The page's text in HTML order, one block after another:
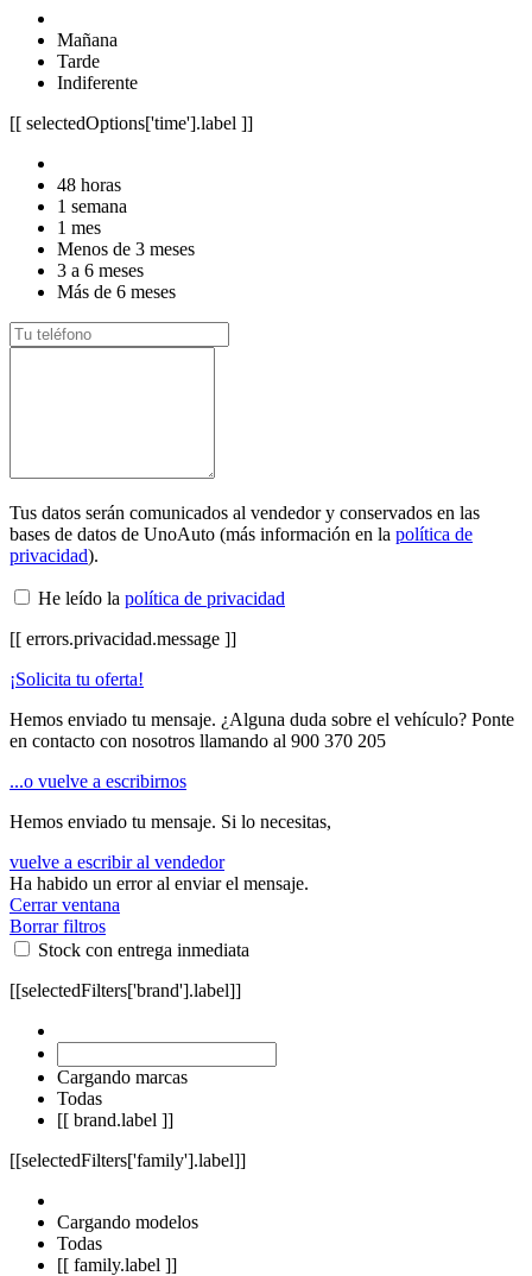
Mañana
Tarde
Indiferente
[[ selectedOptions['time'].label ]]
48 horas
1 semana
1 mes
Menos de 3 meses
3 a 6 meses
Más de 6 meses
Tus datos serán comunicados al vendedor y conservados en las
bases de datos de UnoAuto (más información en la política de
privacidad).
He leído la política de privacidad
[[ errors.privacidad.message ]]
¡Solicita tu oferta!
Hemos enviado tu mensaje. ¿Alguna duda sobre el vehículo? Ponte
en contacto con nosotros llamando al 900 370 205
...o vuelve a escribirnos
Hemos enviado tu mensaje. Si lo necesitas,
vuelve a escribir al vendedor
Ha habido un error al enviar el mensaje.
Cerrar ventana
Borrar filtros
Stock con entrega inmediata
[[selectedFilters['brand'].label]]
Cargando marcas
Todas
[[ brand.label ]]
[[selectedFilters['family'].label]]
Cargando modelos
Todas
[[ family.label ]]